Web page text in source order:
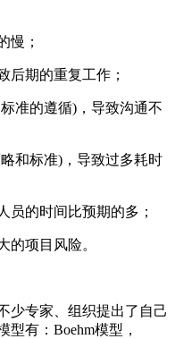
慢；
期的重复工作；
准的遵循)，导致沟通不
和标准)，导致过多耗时
的时间比预期的多；
项目风险。
少专家、组织提出了自己
有：Boehm模型，